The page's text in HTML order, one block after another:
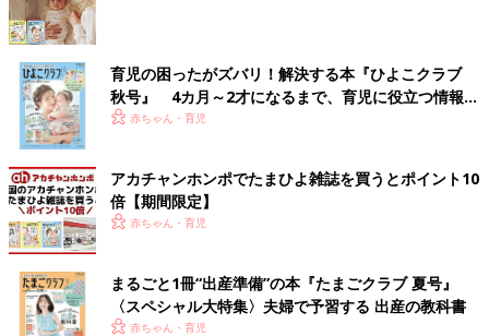
出典：Instagramアカウント「mtkhre」
mama mitsukiさんは、こちらのコットンパンツを購入。厚すぎ
ず、薄すぎずでちょうどいいんだとか。ベージュとブラウンな
ら、どんな色味・柄とも合いますよね。お値段は各579円（税
別）ととってもお買い得！コレは欲しくなりますね。
鬼かわトップス見つけました！879円（税別）
育児の困ったがズバリ！解決する本『ひよこクラブ
秋号』 4カ月～2才になるまで、育児に役立つ情報が
いっぱい！
赤ちゃん・育児
アカチャンホンポでたまひよ雑誌を買うとポイント10
倍【期間限定】
赤ちゃん・育児
まるごと1冊“出産準備”の本『たまごクラブ 夏号』
〈スペシャル大特集〉夫婦で予習する 出産の教科書
赤ちゃん・育児